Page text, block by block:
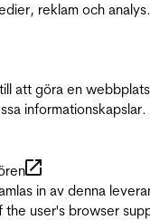
reklam och analys.
att göra en
informationskapslar.
in av denna
the user's browser